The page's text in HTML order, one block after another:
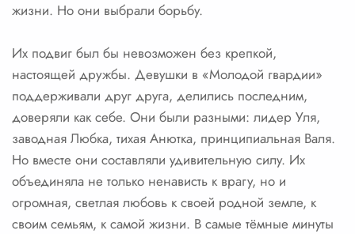
жизни. Но они выбрали борьбу.
Их подвиг был бы невозможен без крепкой,
настоящей дружбы. Девушки в «Молодой гвардии»
поддерживали друг друга, делились последним,
доверяли как себе. Они были разными: лидер Уля,
заводная Любка, тихая Анютка, принципиальная Валя.
Но вместе они составляли удивительную силу. Их
объединяла не только ненависть к врагу, но и
огромная, светлая любовь к своей родной земле, к
своим семьям, к самой жизни. В самые тёмные минуты